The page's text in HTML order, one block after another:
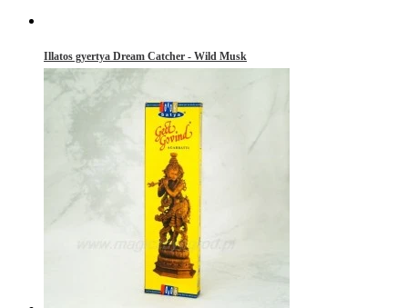
Illatos gyertya Dream Catcher - Wild Musk